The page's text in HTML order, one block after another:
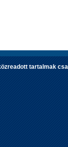
tartalmak